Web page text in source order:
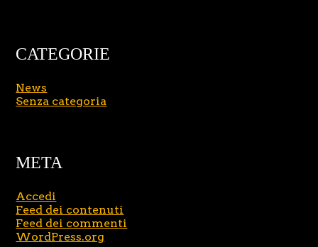
CATEGORIE
News
Senza categoria
META
Accedi
Feed dei contenuti
Feed dei commenti
WordPress.org